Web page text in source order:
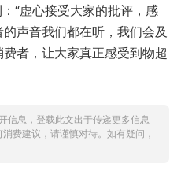
“虚心接受大家的批评，感
声音我们都在听，我们会及
者，让大家真正感受到物超
信息，登载此文出于传递更多信息
费建议，请谨慎对待。如有疑问，